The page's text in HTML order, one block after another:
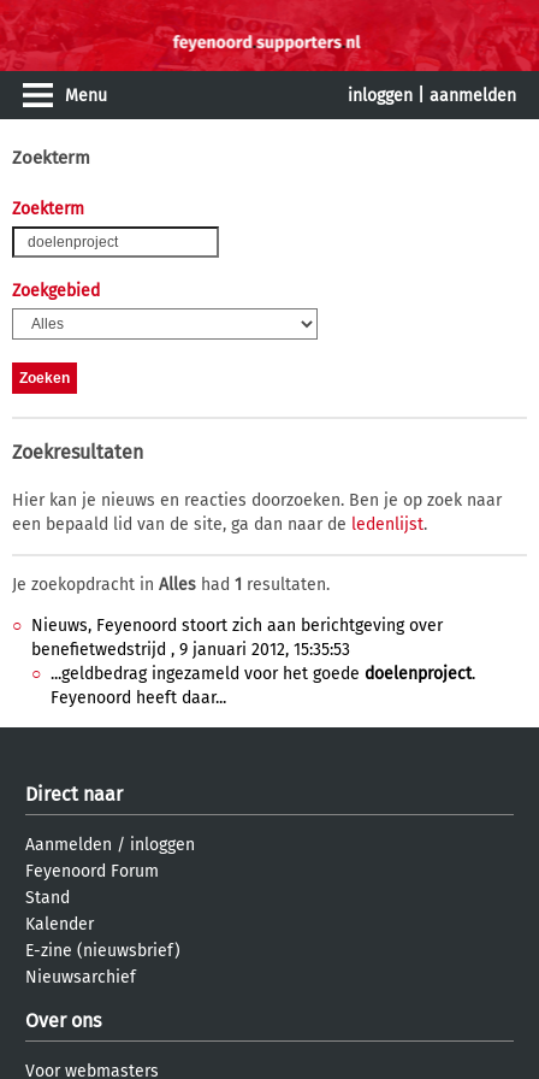
Menu inloggen aanmelden
Zoekterm
Zoekterm
Zoekgebied
Zoekresultaten
Hier kan je nieuws en reacties doorzoeken. Ben je op zoek naar
een bepaald lid van de site, ga dan naar de ledenlijst.
Je zoekopdracht in Alles had 1 resultaten.
Nieuws, Feyenoord stoort zich aan berichtgeving over
benefietwedstrijd , 9 januari 2012, 15:35:53
...geldbedrag ingezameld voor het goede doelenproject.
Feyenoord heeft daar...
Direct naar
Aanmelden / inloggen
Feyenoord Forum
Stand
Kalender
E-zine (nieuwsbrief)
Nieuwsarchief
Over ons
Voor webmasters